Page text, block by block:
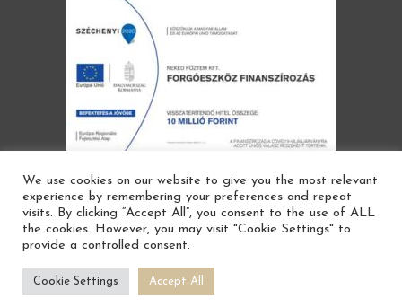
Adatvédelem Cookie beállítások
We use cookies on our website to give you the most relevant
experience by remembering your preferences and repeat
visits. By clicking “Accept All”, you consent to the use of ALL
the cookies. However, you may visit "Cookie Settings" to
provide a controlled consent.
Cookie Settings Accept All